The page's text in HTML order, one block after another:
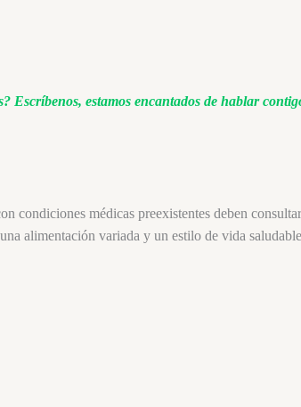
Escríbenos, estamos encantados de hablar
condiciones médicas preexistentes deben
alimentación variada y un estilo de vida